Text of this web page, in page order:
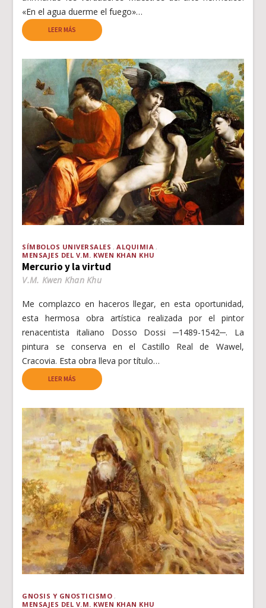
«En el agua duerme el fuego»…
LEER MÁS
SÍMBOLOS UNIVERSALES
ALQUIMIA
MENSAJES DEL V.M. KWEN KHAN KHU
Mercurio y la virtud
V.M. Kwen Khan Khu
Me complazco en haceros llegar, en esta oportunidad,
esta hermosa obra artística realizada por el pintor
renacentista italiano Dosso Dossi ─1489-1542─. La
pintura se conserva en el Castillo Real de Wawel,
Cracovia. Esta obra lleva por título…
LEER MÁS
GNOSIS Y GNOSTICISMO
MENSAJES DEL V.M. KWEN KHAN KHU